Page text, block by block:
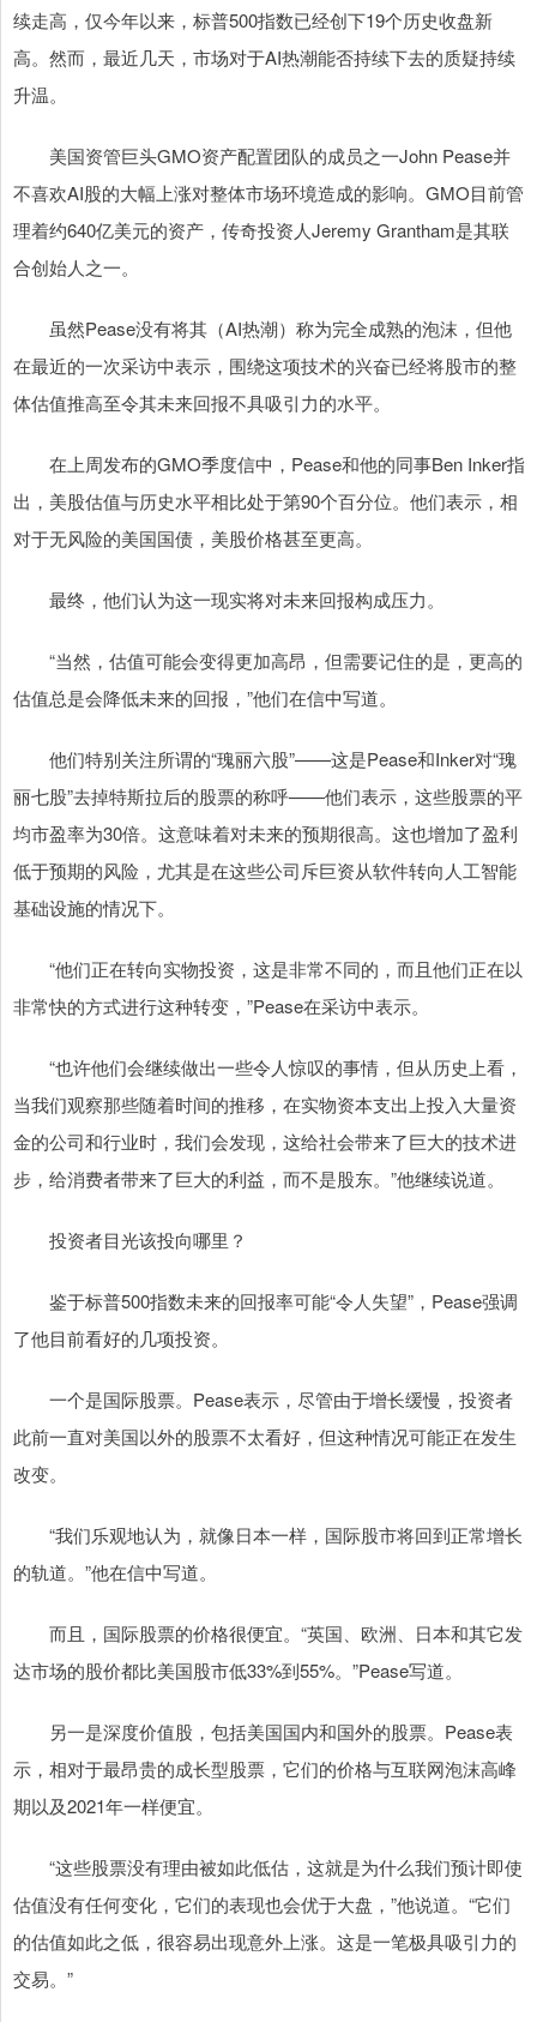
续走高，仅今年以来，标普500指数已经创下19个历史收盘新
高。然而，最近几天，市场对于AI热潮能否持续下去的质疑持续
升温。
美国资管巨头GMO资产配置团队的成员之一John Pease并
不喜欢AI股的大幅上涨对整体市场环境造成的影响。GMO目前管
理着约640亿美元的资产，传奇投资人Jeremy Grantham是其联
合创始人之一。
虽然Pease没有将其（AI热潮）称为完全成熟的泡沫，但他
在最近的一次采访中表示，围绕这项技术的兴奋已经将股市的整
体估值推高至令其未来回报不具吸引力的水平。
在上周发布的GMO季度信中，Pease和他的同事Ben Inker指
出，美股估值与历史水平相比处于第90个百分位。他们表示，相
对于无风险的美国国债，美股价格甚至更高。
最终，他们认为这一现实将对未来回报构成压力。
“当然，估值可能会变得更加高昂，但需要记住的是，更高的
估值总是会降低未来的回报，”他们在信中写道。
他们特别关注所谓的“瑰丽六股”——这是Pease和Inker对“瑰
丽七股”去掉特斯拉后的股票的称呼——他们表示，这些股票的平
均市盈率为30倍。这意味着对未来的预期很高。这也增加了盈利
低于预期的风险，尤其是在这些公司斥巨资从软件转向人工智能
基础设施的情况下。
“他们正在转向实物投资，这是非常不同的，而且他们正在以
非常快的方式进行这种转变，”Pease在采访中表示。
“也许他们会继续做出一些令人惊叹的事情，但从历史上看，
当我们观察那些随着时间的推移，在实物资本支出上投入大量资
金的公司和行业时，我们会发现，这给社会带来了巨大的技术进
步，给消费者带来了巨大的利益，而不是股东。”他继续说道。
投资者目光该投向哪里？
鉴于标普500指数未来的回报率可能“令人失望”，Pease强调
了他目前看好的几项投资。
一个是国际股票。Pease表示，尽管由于增长缓慢，投资者
此前一直对美国以外的股票不太看好，但这种情况可能正在发生
改变。
“我们乐观地认为，就像日本一样，国际股市将回到正常增长
的轨道。”他在信中写道。
而且，国际股票的价格很便宜。“英国、欧洲、日本和其它发
达市场的股价都比美国股市低33%到55%。”Pease写道。
另一是深度价值股，包括美国国内和国外的股票。Pease表
示，相对于最昂贵的成长型股票，它们的价格与互联网泡沫高峰
期以及2021年一样便宜。
“这些股票没有理由被如此低估，这就是为什么我们预计即使
估值没有任何变化，它们的表现也会优于大盘，”他说道。“它们
的估值如此之低，很容易出现意外上涨。这是一笔极具吸引力的
交易。”